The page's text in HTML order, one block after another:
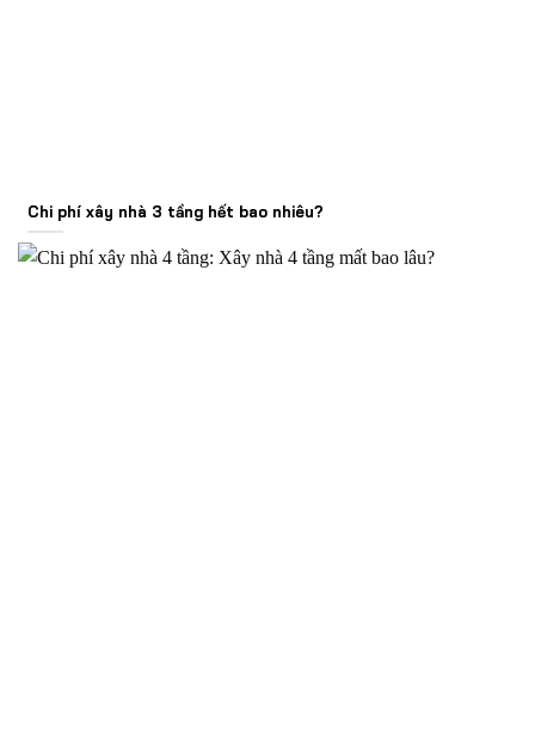
Chi phí xây nhà 3 tầng hết bao nhiêu?